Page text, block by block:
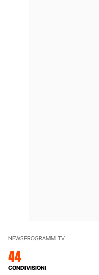
NEWSPROGRAMMI TV
44
CONDIVISIONI